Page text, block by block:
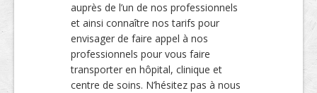
auprès de l’un de nos professionnels
et ainsi connaître nos tarifs pour
envisager de faire appel à nos
professionnels pour vous faire
transporter en hôpital, clinique et
centre de soins. N’hésitez pas à nous